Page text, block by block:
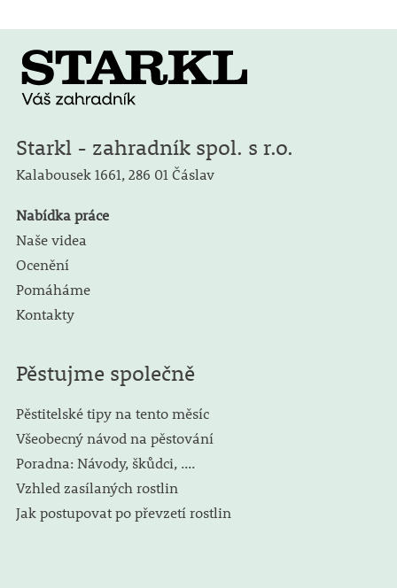
Starkl - zahradník spol. s r.o.
Kalabousek 1661, 286 01 Čáslav
Nabídka práce
Naše videa
Ocenění
Pomáháme
Kontakty
Pěstujme společně
Pěstitelské tipy na tento měsíc
Všeobecný návod na pěstování
Poradna: Návody, škůdci, ....
Vzhled zasílaných rostlin
Jak postupovat po převzetí rostlin